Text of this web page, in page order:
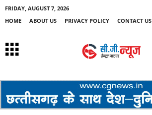
FRIDAY, AUGUST 7, 2026
HOME
ABOUT US PRIVACY POLICY CONTACT US